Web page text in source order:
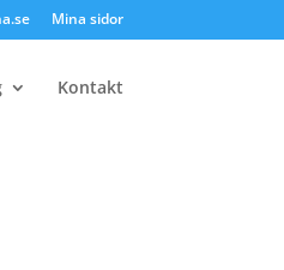
Mina sidor
Kontakt